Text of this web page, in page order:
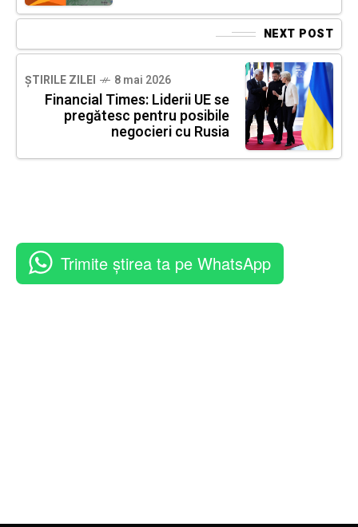
NEXT POST
ȘTIRILE ZILEI 8 mai 2026
Financial Times: Liderii UE se
pregătesc pentru posibile
negocieri cu Rusia
Trimite știrea ta pe WhatsApp